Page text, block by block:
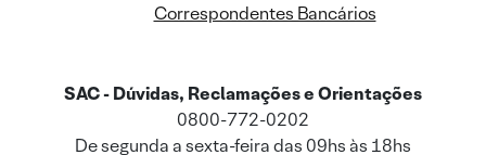
Correspondentes Bancários
SAC - Dúvidas, Reclamações e Orientações
0800-772-0202
De segunda a sexta-feira das 09hs às 18hs